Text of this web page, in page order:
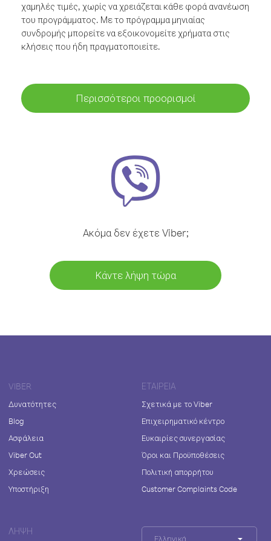
χαμηλές τιμές, χωρίς να χρειάζεται κάθε φορά ανανέωση
του προγράμματος. Με το πρόγραμμα μηνιαίας
συνδρομής μπορείτε να εξοικονομείτε χρήματα στις
κλήσεις που ήδη πραγματοποιείτε.
Περισσότεροι προορισμοί
Ακόμα δεν έχετε Viber;
Κάντε λήψη τώρα
VIBER
Δυνατότητες
Blog
Ασφάλεια
Viber Out
Χρεώσεις
Υποστήριξη
ΕΤΑΙΡΕΊΑ
Σχετικά με το Viber
Επιχειρηματικό κέντρο
Ευκαιρίες συνεργασίας
Όροι και Προϋποθέσεις
Πολιτική απορρήτου
Customer Complaints Code
ΛΉΨΗ
Ελληνικά